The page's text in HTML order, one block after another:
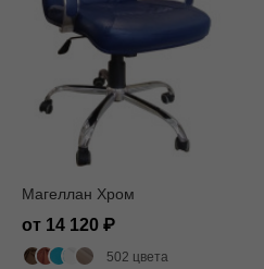
Магеллан Хром
от 14 120
502 цвета